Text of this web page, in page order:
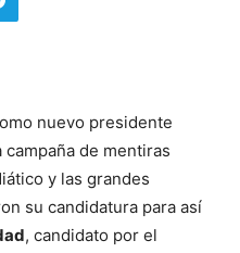
nuevo presidente
campaña de mentiras
y las grandes
su candidatura para así
, candidato por el